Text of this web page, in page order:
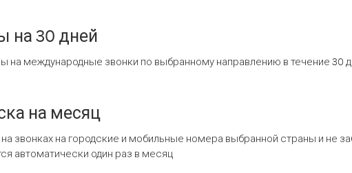
на 30 дней
на международные звонки по выбранному направлению в течение 30
на месяц
звонках на городские и мобильные номера выбранной страны и не
автоматически один раз в месяц